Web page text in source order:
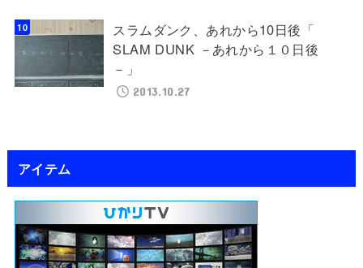
スラムダンク、あれから10日後「
SLAM DUNK －あれから１０日後
－」
2013.10.27
アイテム